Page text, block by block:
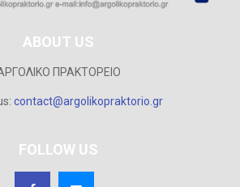
ABOUT US
ΠΡΑΚΤΟΡΕΙΟ
contact@argolikopraktorio.gr
FOLLOW US